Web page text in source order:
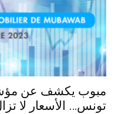
مبوب يكشف عن
تونس… الأسعار لا